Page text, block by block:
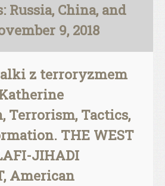
Russia, China, and
9, 2018
z terroryzmem
Terrorism, Tactics,
THE WEST
JIHADI
American